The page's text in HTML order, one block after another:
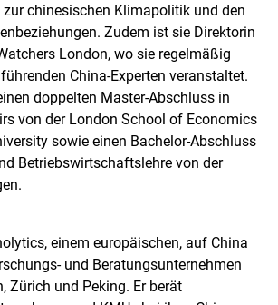
chinesischen Klimapolitik und den
Zudem ist sie Direktorin
London, wo sie regelmäßig
China-Experten veranstaltet.
doppelten Master-Abschluss in
von der London School of Economics
sowie einen Bachelor-Abschluss
Betriebswirtschaftslehre von der
einem europäischen, auf China
und Beratungsunternehmen
Zürich und Peking. Er berät